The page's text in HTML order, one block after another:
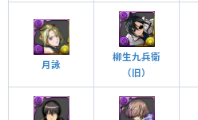
月詠
柳生九兵衛
（旧）